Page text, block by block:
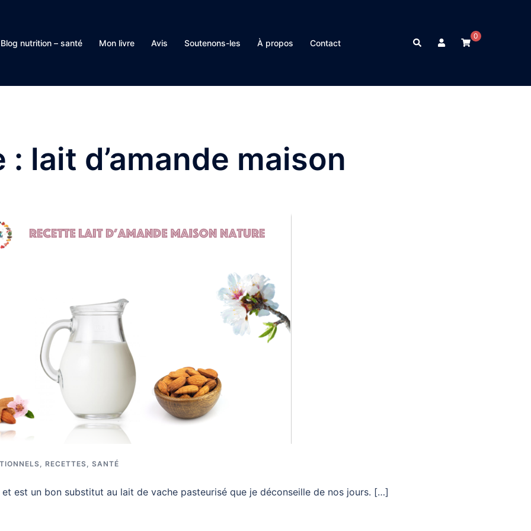
Blog nutrition – santé Mon livre Avis Soutenons-les À propos Contact Rechercher
0
: lait d’amande maison
, RECETTES, SANTÉ
et est un bon substitut au lait de vache pasteurisé que je déconseille de nos jours. […]